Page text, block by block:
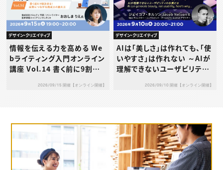
デザイン・クリエイティブ
情報を伝える力を高める We
bライティング入門オンライン
講座 Vol.14 書く前に9割決
の鍛え方2026/09/15 開催【オンライン開催】
デザイン・クリエイティブ
AIは「美しさ」は作れても、「使
いやすさ」は作れない ～AIが
理解できないユーザビリティ
2026/09/10 開催【オンライン開催】